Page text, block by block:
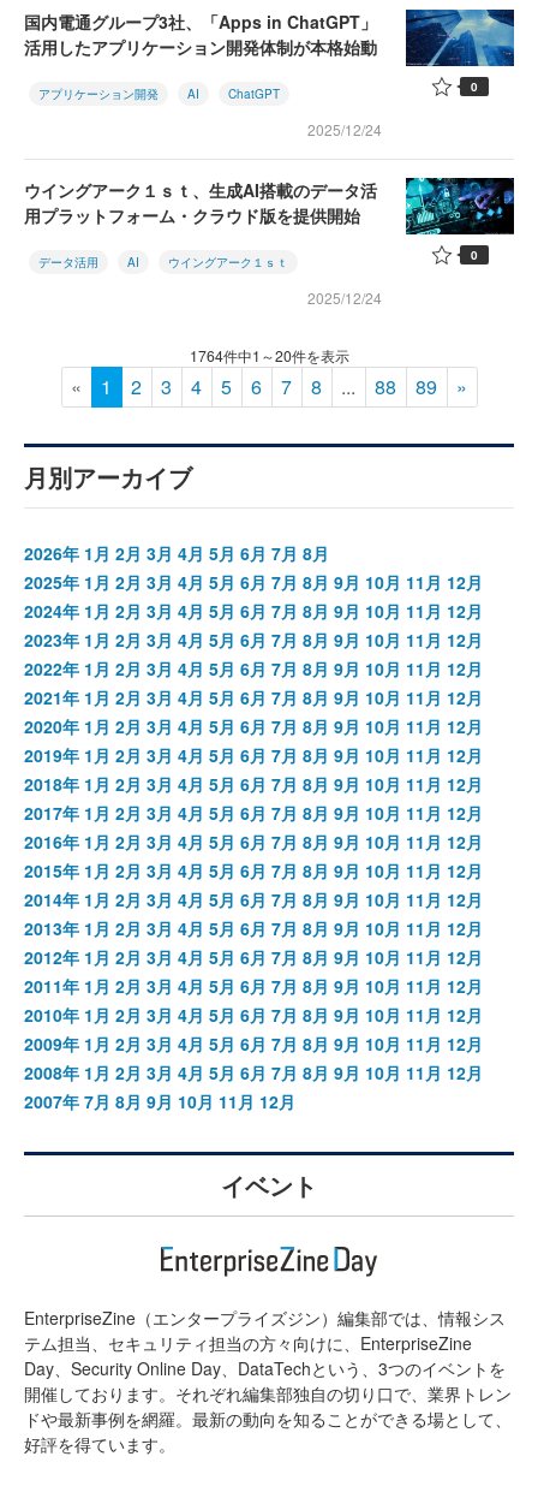
国内電通グループ3社、「Apps in ChatGPT」
活用したアプリケーション開発体制が本格始動
アプリケーション開発 AI ChatGPT
2025/12/24
0
ウイングアーク１ｓｔ、生成AI搭載のデータ活
用プラットフォーム・クラウド版を提供開始
データ活用 AI ウイングアーク１ｓｔ
2025/12/24
0
1764件中1～20件を表示
« 1 2 3 4 5 6 7 8 ... 88 89 »
月別アーカイブ
2026年 1月 2月 3月 4月 5月 6月 7月 8月
2025年 1月 2月 3月 4月 5月 6月 7月 8月 9月 10月 11月 12月
2024年 1月 2月 3月 4月 5月 6月 7月 8月 9月 10月 11月 12月
2023年 1月 2月 3月 4月 5月 6月 7月 8月 9月 10月 11月 12月
2022年 1月 2月 3月 4月 5月 6月 7月 8月 9月 10月 11月 12月
2021年 1月 2月 3月 4月 5月 6月 7月 8月 9月 10月 11月 12月
2020年 1月 2月 3月 4月 5月 6月 7月 8月 9月 10月 11月 12月
2019年 1月 2月 3月 4月 5月 6月 7月 8月 9月 10月 11月 12月
2018年 1月 2月 3月 4月 5月 6月 7月 8月 9月 10月 11月 12月
2017年 1月 2月 3月 4月 5月 6月 7月 8月 9月 10月 11月 12月
2016年 1月 2月 3月 4月 5月 6月 7月 8月 9月 10月 11月 12月
2015年 1月 2月 3月 4月 5月 6月 7月 8月 9月 10月 11月 12月
2014年 1月 2月 3月 4月 5月 6月 7月 8月 9月 10月 11月 12月
2013年 1月 2月 3月 4月 5月 6月 7月 8月 9月 10月 11月 12月
2012年 1月 2月 3月 4月 5月 6月 7月 8月 9月 10月 11月 12月
2011年 1月 2月 3月 4月 5月 6月 7月 8月 9月 10月 11月 12月
2010年 1月 2月 3月 4月 5月 6月 7月 8月 9月 10月 11月 12月
2009年 1月 2月 3月 4月 5月 6月 7月 8月 9月 10月 11月 12月
2008年 1月 2月 3月 4月 5月 6月 7月 8月 9月 10月 11月 12月
2007年 7月 8月 9月 10月 11月 12月
イベント
EnterpriseZine（エンタープライズジン）編集部では、情報シス
テム担当、セキュリティ担当の方々向けに、EnterpriseZine
Day、Security Online Day、DataTechという、3つのイベントを
開催しております。それぞれ編集部独自の切り口で、業界トレン
ドや最新事例を網羅。最新の動向を知ることができる場として、
好評を得ています。